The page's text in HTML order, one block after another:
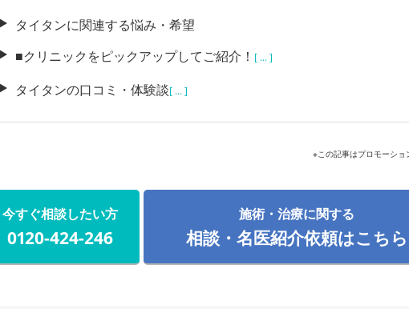
タイタンに関連する悩み・希望
■クリニックをピックアップしてご紹介！ [ ... ]
タイタンの口コミ・体験談[ ... ]
※この記事はプロモーショ
今すぐ相談したい方
0120-424-246
施術・治療に関する
相談・名医紹介依頼はこちら